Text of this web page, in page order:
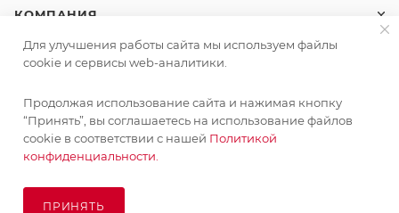
КОМПАНИЯ
ИНФОРМАЦИЯ
ПОМОЩЬ
ПОДПИСАТЬСЯ НА РАССЫЛКУ
Для улучшения работы сайта мы используем файлы
cookie и сервисы web-аналитики.
Продолжая использование сайта и нажимая кнопку
“Принять”, вы соглашаетесь на использование файлов
cookie в соответствии с нашей Политикой
конфиденциальности.
ПРИНЯТЬ